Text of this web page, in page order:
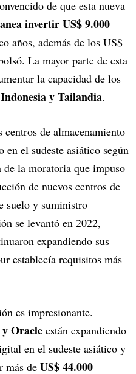
de que esta nueva
invertir US$ 9.000
años, además de los US$
La mayor parte de esta
la capacidad de los
y Tailandia.
centros de almacenamiento
en el sudeste asiático según
la moratoria que impuso
de nuevos centros de
suelo y suministro
se levantó en 2022,
expandiendo sus
establecía requisitos más
es impresionante.
Oracle están expandiendo
en el sudeste asiático y
más de US$ 44.000